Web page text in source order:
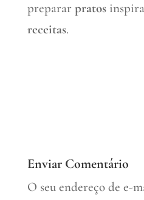
preparar pratos
receitas.
Enviar Comentário
O seu endereço de e-